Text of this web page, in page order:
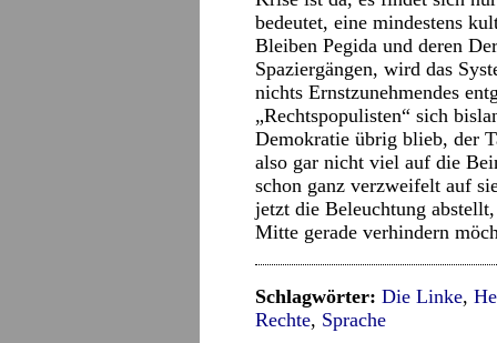
bedeutet, eine mindestens
Bleiben Pegida und deren
Spaziergängen, wird das
nichts Ernstzunehmendes
„Rechtspopulisten“ sich
Demokratie übrig blieb, der
also gar nicht viel auf die
schon ganz verzweifelt auf
jetzt die Beleuchtung
Mitte gerade verhindern
Schlagwörter: Die Linke,
Rechte, Sprache